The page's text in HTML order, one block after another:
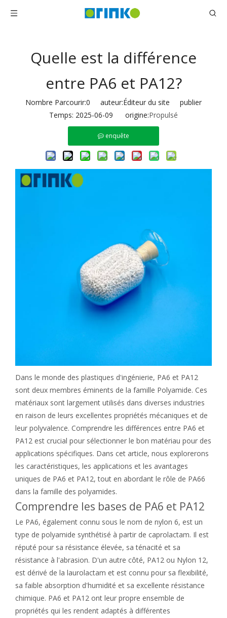
Quelle est la différence
entre PA6 et PA12?
Nombre Parcourir:0 auteur:Éditeur du site publier
Temps: 2025-06-09 origine:Propulsé
enquête
Dans le monde des plastiques d'ingénierie, PA6 et PA12
sont deux membres éminents de la famille Polyamide. Ces
matériaux sont largement utilisés dans diverses industries
en raison de leurs excellentes propriétés mécaniques et de
leur polyvalence. Comprendre les différences entre PA6 et
PA12 est crucial pour sélectionner le bon matériau pour des
applications spécifiques. Dans cet article, nous explorerons
les caractéristiques, les applications et les avantages
uniques de PA6 et PA12, tout en abordant le rôle de PA66
dans la famille des polyamides.
Comprendre les bases de PA6 et PA12
Le PA6, également connu sous le nom de nylon 6, est un
type de polyamide synthétisé à partir de caprolactam. Il est
réputé pour sa résistance élevée, sa ténacité et sa
résistance à l'abrasion. D'un autre côté, PA12 ou Nylon 12,
est dérivé de la laurolactam et est connu pour sa flexibilité,
sa faible absorption d'humidité et sa excellente résistance
chimique. PA6 et PA12 ont leur propre ensemble de
propriétés qui les rendent adaptés à différentes